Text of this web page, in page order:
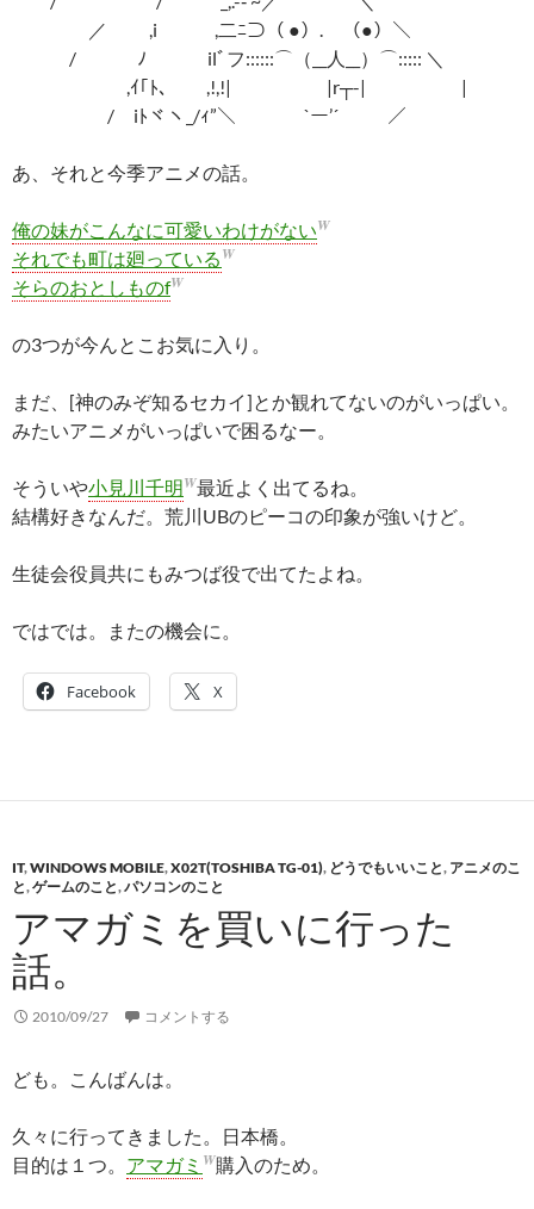
／ ,i ,二ﾆ⊃（ ●）. （●）＼
/ ﾉ ilﾞフ::::::⌒（__人__）⌒::::: ＼
,ｲ｢ﾄ､ ,!,!| |r┬-| |
/ iﾄヾヽ_/ｨ”＼ `ー’´ ／
あ、それと今季アニメの話。
俺の妹がこんなに可愛いわけがないW
それでも町は廻っているW
そらのおとしものfW
の3つが今んとこお気に入り。
まだ、[神のみぞ知るセカイ]とか観れてないのがいっぱい。
みたいアニメがいっぱいで困るなー。
そういや小見川千明W最近よく出てるね。
結構好きなんだ。荒川UBのピーコの印象が強いけど。
生徒会役員共にもみつば役で出てたよね。
ではでは。またの機会に。
Facebook X
IT,WINDOWS MOBILE,X02T(TOSHIBA TG-01), どうでもいいこと, アニメのこ
と,ゲームのこと,パソコンのこと
アマガミを買いに行った
話。
2010/09/27 コメントする
ども。こんばんは。
久々に行ってきました。日本橋。
目的は１つ。 アマガミ W購入のため。